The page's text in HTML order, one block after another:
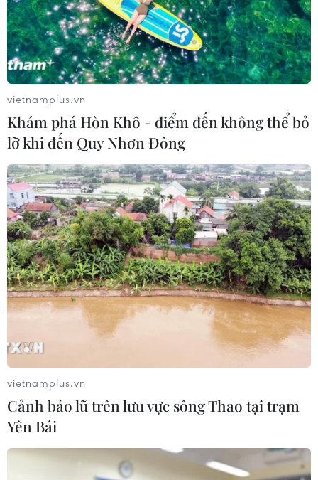
vietnamplus.vn
Khám phá Hòn Khô - điểm đến không thể bỏ
lỡ khi đến Quy Nhơn Đông
vietnamplus.vn
Cảnh báo lũ trên lưu vực sông Thao tại trạm
Yên Bái